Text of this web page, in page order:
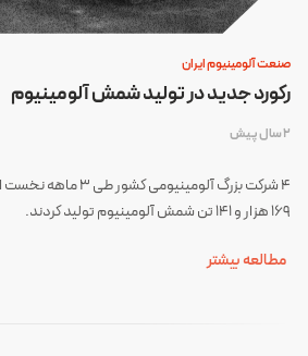
صنعت آلومینیوم ایران
رکورد جدید در تولید شمش آلومینیوم
2 سال پیش
4 شرکت بزرگ
169 هزار و 141 تن شمش آلومینیوم تولید کردند.
مطالعه بیشتر